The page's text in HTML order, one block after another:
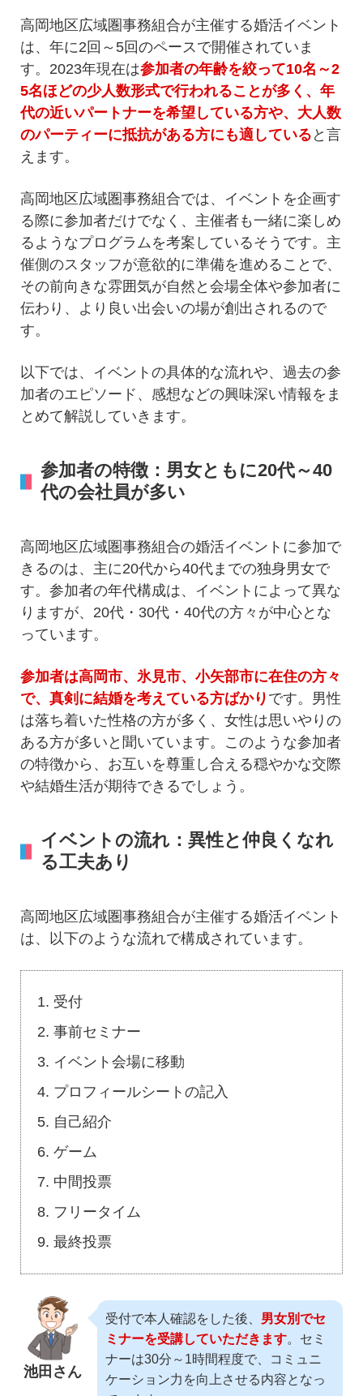
高岡地区広域圏事務組合が主催する婚活イベント
は、年に2回～5回のペースで開催されていま
す。2023年現在は参加者の年齢を絞って10名～2
5名ほどの少人数形式で行われることが多く、年
代の近いパートナーを希望している方や、大人数
のパーティーに抵抗がある方にも適している と言
えます。
高岡地区広域圏事務組合では、イベントを企画す
る際に参加者だけでなく、主催者も一緒に楽しめ
るようなプログラムを考案しているそうです。主
催側のスタッフが意欲的に準備を進めることで、
その前向きな雰囲気が自然と会場全体や参加者に
伝わり、より良い出会いの場が創出されるので
す。
以下では、イベントの具体的な流れや、過去の参
加者のエピソード、感想などの興味深い情報をま
とめて解説していきます。
参加者の特徴：男女ともに20代～40
代の会社員が多い
高岡地区広域圏事務組合の婚活イベントに参加で
きるのは、主に20代から40代までの独身男女で
す。参加者の年代構成は、イベントによって異な
りますが、20代・30代・40代の方々が中心とな
っています。
参加者は高岡市、氷見市、小矢部市に在住の方々
で、真剣に結婚を考えている方ばかり です。男性
は落ち着いた性格の方が多く、女性は思いやりの
ある方が多いと聞いています。このような参加者
の特徴から、お互いを尊重し合える穏やかな交際
や結婚生活が期待できるでしょう。
イベントの流れ：異性と仲良くなれ
る工夫あり
高岡地区広域圏事務組合が主催する婚活イベント
は、以下のような流れで構成されています。
受付
事前セミナー
イベント会場に移動
プロフィールシートの記入
自己紹介
ゲーム
中間投票
フリータイム
最終投票
池田さん
受付で本人確認をした後、 男女別でセ
ミナーを受講していただきます。セミ
ナーは30分～1時間程度で、コミュニ
ケーション力を向上させる内容となっ